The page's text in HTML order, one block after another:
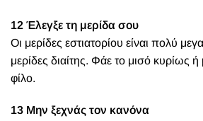
12 Έλεγξε τη μερίδα σου
Οι μερίδες εστιατορίου είναι πολύ
μερίδες διαίτης. Φάε το μισό κυρίως
φίλο.
13 Μην ξεχνάς τον κανόνα